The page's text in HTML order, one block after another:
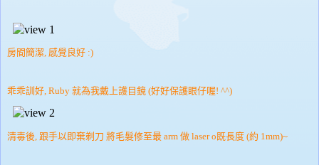
房間簡潔, 感覺良好 :)
乖乖訓好, Ruby 就為我戴上護目鏡 (好好保護眼仔喔! ^^)
清毒後, 跟手以即棄剃刀 將毛髮修至最 arm 做 laser o既長度 (約 1mm)~